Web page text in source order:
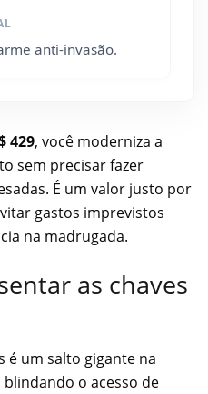
anti-invasão.
429, você moderniza a
sem precisar fazer
É um valor justo por
gastos imprevistos
na madrugada.
as chaves
é um salto gigante na
blindando o acesso de